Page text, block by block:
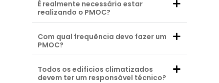
É realmente necessário estar
realizando o PMOC?
Com qual frequência devo fazer um
PMOC?
Todos os edificios climatizados
devem ter um responsável técnico?